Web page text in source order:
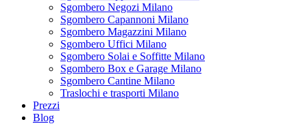
Sgombero Negozi Milano
Sgombero Capannoni Milano
Sgombero Magazzini Milano
Sgombero Uffici Milano
Sgombero Solai e Soffitte Milano
Sgombero Box e Garage Milano
Sgombero Cantine Milano
Traslochi e trasporti Milano
Prezzi
Blog